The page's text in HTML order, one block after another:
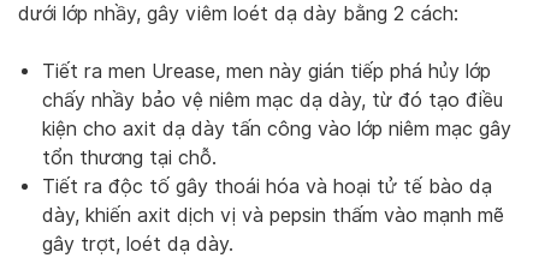
dưới lớp nhầy, gây viêm loét dạ dày bằng 2 cách:
Tiết ra men Urease, men này gián tiếp phá hủy lớp
chấy nhầy bảo vệ niêm mạc dạ dày, từ đó tạo điều
kiện cho axit dạ dày tấn công vào lớp niêm mạc gây
tổn thương tại chỗ.
Tiết ra độc tố gây thoái hóa và hoại tử tế bào dạ
dày, khiến axit dịch vị và pepsin thấm vào mạnh mẽ
gây trợt, loét dạ dày.